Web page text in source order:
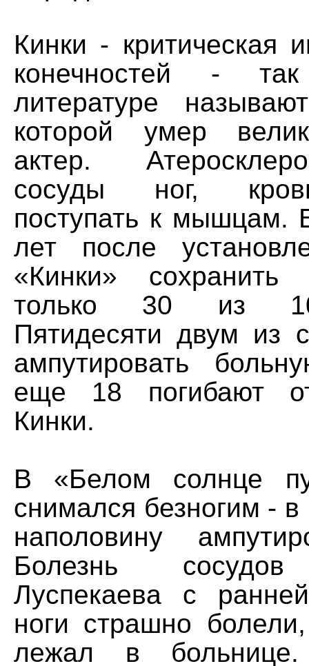
Кинки - критическая
конечностей -
литературе
которой умер
актер.
сосуды ног,
поступать к мышцам.
лет после
«Кинки» сохранить
только 30 из
Пятидесяти двум из
ампутировать
еще 18 погибают
Кинки.
В «Белом солнце
снимался безногим -
наполовину
Болезнь сосудов
Луспекаева с
ноги страшно
лежал в